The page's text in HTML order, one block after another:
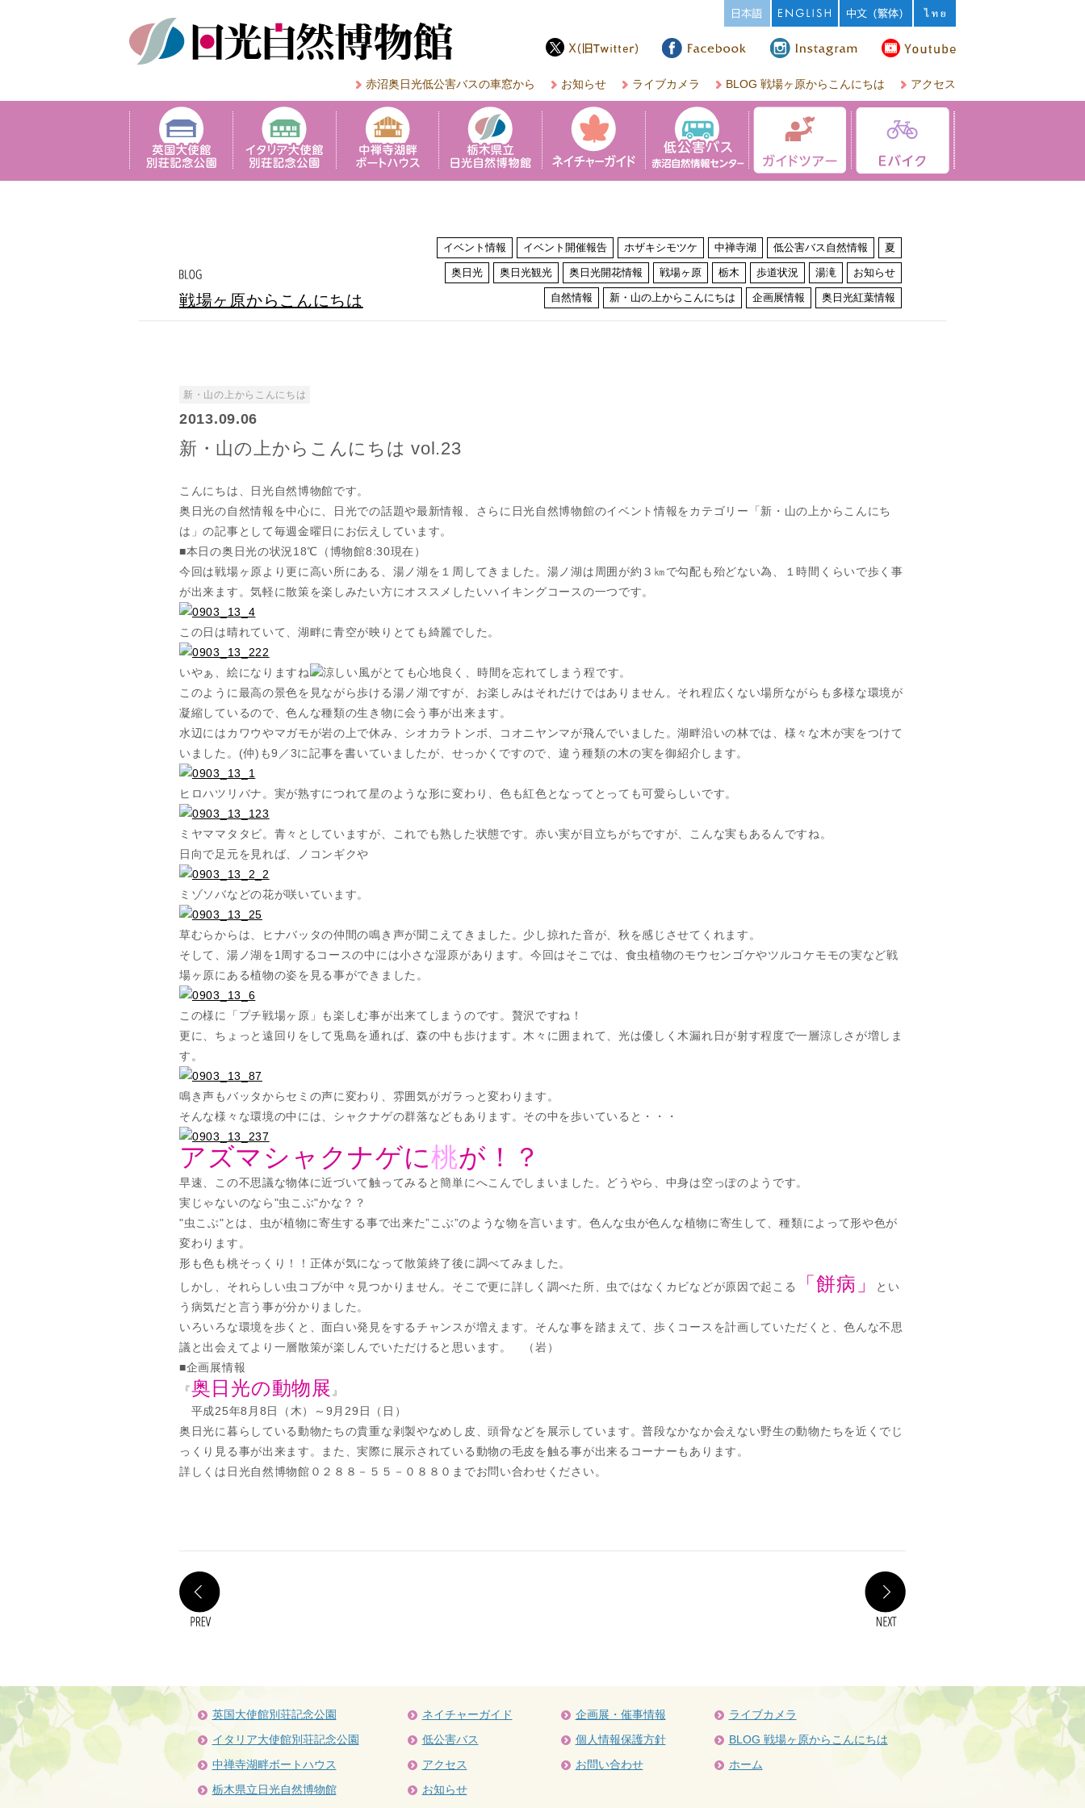
赤沼奥日光低公害バスの車窓から お知らせ ライブカメラ BLOG 戦場ヶ原からこんにちは アクセス
戦場ヶ原からこんにちは
イベント情報 イベント開催報告 ホザキシモツケ 中禅寺湖 低公害バス自然情報 夏
奥日光 奥日光観光 奥日光開花情報 戦場ヶ原 栃木 歩道状況 湯滝 お知らせ
自然情報 新・山の上からこんにちは 企画展情報 奥日光紅葉情報
新・山の上からこんにちは
2013.09.06
新・山の上からこんにちは vol.23
こんにちは、日光自然博物館です。
奥日光の自然情報を中心に、日光での話題や最新情報、さらに日光自然博物館のイベント情報をカテゴリー「新・山の上からこんにち
は」の記事として毎週金曜日にお伝えしています。
■本日の奥日光の状況18℃（博物館8:30現在）
今回は戦場ヶ原より更に高い所にある、湯ノ湖を１周してきました。湯ノ湖は周囲が約３㎞で勾配も殆どない為、１時間くらいで歩く事
が出来ます。気軽に散策を楽しみたい方にオススメしたいハイキングコースの一つです。
この日は晴れていて、湖畔に青空が映りとても綺麗でした。
いやぁ、絵になりますね
涼しい風がとても心地良く、時間を忘れてしまう程です。
このように最高の景色を見ながら歩ける湯ノ湖ですが、お楽しみはそれだけではありません。それ程広くない場所ながらも多様な環境が
凝縮しているので、色んな種類の生き物に会う事が出来ます。
水辺にはカワウやマガモが岩の上で休み、シオカラトンボ、コオニヤンマが飛んでいました。湖畔沿いの林では、様々な木が実をつけて
いました。(仲)も9／3に記事を書いていましたが、せっかくですので、違う種類の木の実を御紹介します。
ヒロハツリバナ。実が熟すにつれて星のような形に変わり、色も紅色となってとっても可愛らしいです。
ミヤママタタビ。青々としていますが、これでも熟した状態です。赤い実が目立ちがちですが、こんな実もあるんですね。
日向で足元を見れば、ノコンギクや
ミゾソバなどの花が咲いています。
草むらからは、ヒナバッタの仲間の鳴き声が聞こえてきました。少し掠れた音が、秋を感じさせてくれます。
そして、湯ノ湖を1周するコースの中には小さな湿原があります。今回はそこでは、食虫植物のモウセンゴケやツルコケモモの実など戦
場ヶ原にある植物の姿を見る事ができました。
この様に「プチ戦場ヶ原」も楽しむ事が出来てしまうのです。贅沢ですね！
更に、ちょっと遠回りをして兎島を通れば、森の中も歩けます。木々に囲まれて、光は優しく木漏れ日が射す程度で一層涼しさが増しま
す。
鳴き声もバッタからセミの声に変わり、雰囲気がガラっと変わります。
そんな様々な環境の中には、シャクナゲの群落などもあります。その中を歩いていると・・・
アズマシャクナゲに桃が！？
早速、この不思議な物体に近づいて触ってみると簡単にへこんでしまいました。どうやら、中身は空っぽのようです。
実じゃないのなら"虫こぶ"かな？？
"虫こぶ"とは、虫が植物に寄生する事で出来た”こぶ”のような物を言います。色んな虫が色んな植物に寄生して、種類によって形や色が
変わります。
形も色も桃そっくり！！正体が気になって散策終了後に調べてみました。
しかし、それらしい虫コブが中々見つかりません。そこで更に詳しく調べた所、虫ではなくカビなどが原因で起こる
「餅病」
とい
う病気だと言う事が分かりました。
いろいろな環境を歩くと、面白い発見をするチャンスが増えます。そんな事を踏まえて、歩くコースを計画していただくと、色んな不思
議と出会えてより一層散策が楽しんでいただけると思います。 （岩）
■企画展情報
『奥日光の動物展 』
平成25年8月8日（木）～9月29日（日）
奥日光に暮らしている動物たちの貴重な剥製やなめし皮、頭骨などを展示しています。普段なかなか会えない野生の動物たちを近くでじ
っくり見る事が出来ます。また、実際に展示されている動物の毛皮を触る事が出来るコーナーもあります。
詳しくは日光自然博物館０２８８－５５－０８８０までお問い合わせください。
英国大使館別荘記念公園
イタリア大使館別荘記念公園
中禅寺湖畔ボートハウス
栃木県立日光自然博物館
ネイチャーガイド
低公害バス
アクセス
お知らせ
企画展・催事情報
個人情報保護方針
お問い合わせ
ライブカメラ
BLOG 戦場ヶ原からこんにちは
ホーム